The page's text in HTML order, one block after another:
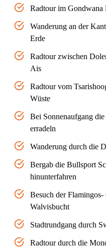
Radtour im Gondwana
Wanderung an der
Erde
Radtour zwischen
Ais
Radtour vom
Wüste
Bei Sonnenaufgang
erradeln
Wanderung durch die
Bergab die Bullsport
hinunterfahren
Besuch der
Walvisbucht
Stadtrundgang durch
Radtour durch die